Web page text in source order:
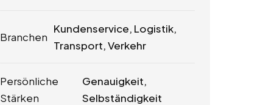
Branchen
Kundenservice, Logistik,
Transport, Verkehr
Persönliche
Stärken
Genauigkeit,
Selbständigkeit